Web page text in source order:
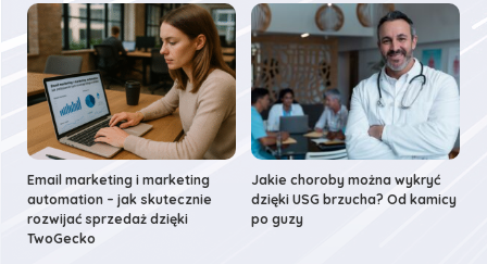
Email marketing i marketing
automation – jak skutecznie
rozwijać sprzedaż dzięki
TwoGecko
Jakie choroby można wykryć
dzięki USG brzucha? Od kamicy
po guzy